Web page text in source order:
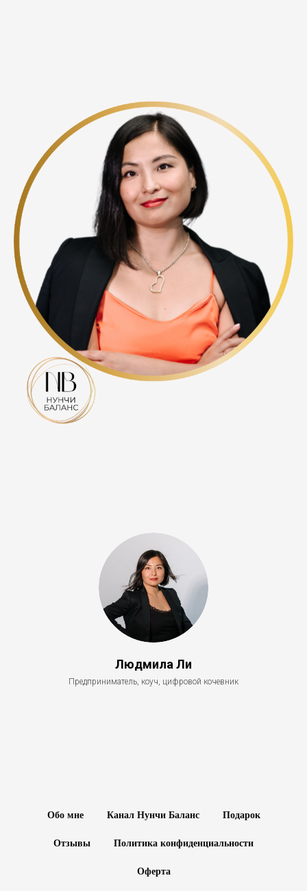
Людмила Ли
Предприниматель, коуч, цифровой кочевник
Обо мне Канал Нунчи Баланс
Подарок
Отзывы
Политика конфиденциальности
Оферта